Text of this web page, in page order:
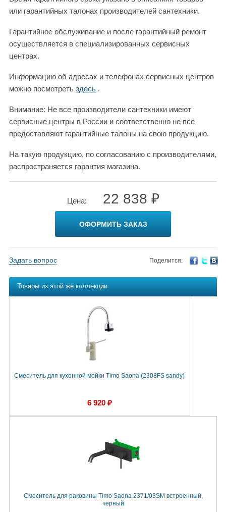
или гарантийных талонах производителей сантехники.
Гарантийное обслуживание и после гарантийный ремонт
осуществляется в специализированных сервисных
центрах.
Информацию об адресах и телефонах сервисных центров
можно посмотреть здесь .
Внимание: Не все производители сантехники имеют
сервисные центры в России и соответственно не все
предоставляют гарантийные талоны на свою продукцию.
На такую продукцию, по согласованию с производителями,
распространяется гарантия магазина.
Цена: 22 838 ₽
ОФОРМИТЬ ЗАКАЗ
Задать вопрос Поделится:
Товары из этой же коллекции
Смеситель для кухонной мойки Timo Saona (2308FS sandy)
6 920 ₽
Смеситель для раковины Timo Saona 2371/03SM встроенный,
черный